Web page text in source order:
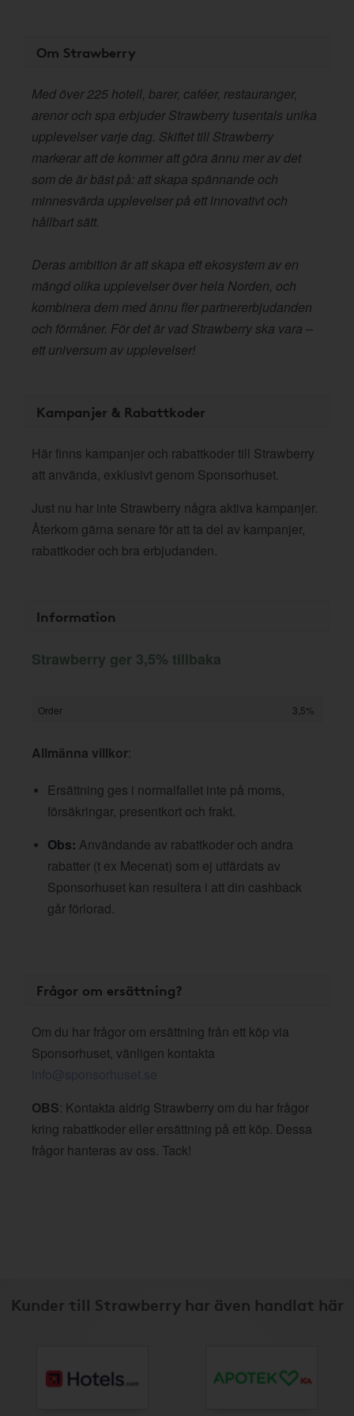
Om Strawberry
Med över 225 hotell, barer, caféer, restauranger,
arenor och spa erbjuder Strawberry tusentals unika
upplevelser varje dag. Skiftet till Strawberry
markerar att de kommer att göra ännu mer av det
som de är bäst på: att skapa spännande och
minnesvärda upplevelser på ett innovativt och
hållbart sätt.
Deras ambition är att skapa ett ekosystem av en
mängd olika upplevelser över hela Norden, och
kombinera dem med ännu fler partnererbjudanden
och förmåner. För det är vad Strawberry ska vara –
ett universum av upplevelser!
Kampanjer & Rabattkoder
Här finns kampanjer och rabattkoder till Strawberry
att använda, exklusivt genom Sponsorhuset.
Just nu har inte Strawberry några aktiva kampanjer.
Återkom gärna senare för att ta del av kampanjer,
rabattkoder och bra erbjudanden.
Information
Strawberry ger 3,5% tillbaka
Order 3,5%
Allmänna villkor:
Ersättning ges i normalfallet inte på moms,
försäkringar, presentkort och frakt.
Obs: Användande av rabattkoder och andra
rabatter (t ex Mecenat) som ej utfärdats av
Sponsorhuset kan resultera i att din cashback
går förlorad.
Frågor om ersättning?
Om du har frågor om ersättning från ett köp via
Sponsorhuset, vänligen kontakta
info@sponsorhuset.se
OBS: Kontakta aldrig Strawberry om du har frågor
kring rabattkoder eller ersättning på ett köp. Dessa
frågor hanteras av oss. Tack!
Kunder till Strawberry har även handlat här